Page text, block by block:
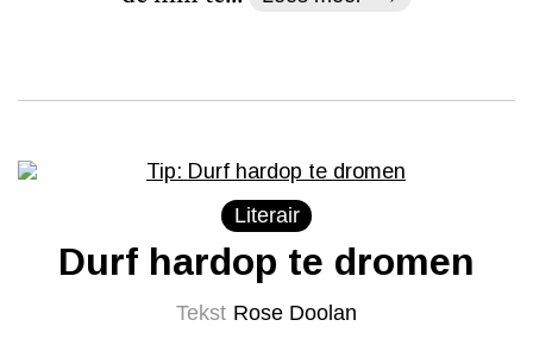
Literair
Durf hardop te dromen
Tekst Rose Doolan